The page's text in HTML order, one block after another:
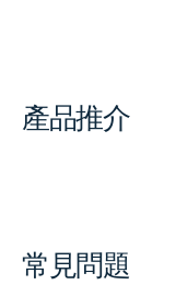
產品推介
常見問題